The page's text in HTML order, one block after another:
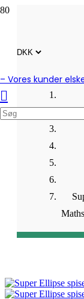
– Vores kunder